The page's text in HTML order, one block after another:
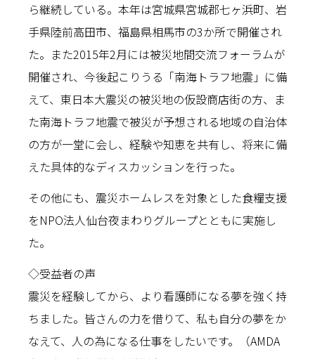
ら継続している。本年は宮城県宮城郡七ヶ浜町、岩
手県陸前高田市、福島県相馬市の3か所で開催され
た。また2015年2月には被災地間交流フォーラムが
開催され、今後起こりうる「南海トラフ地震」に備
えて、東日本大震災の被災地の仮設商店街の方、ま
た南海トラフ地震で被災が予想される地域の自治体
の方が一堂に会し、経験や知恵を共有し、将来に備
えた具体的なディスカッションを行った。
その他にも、震災ホームレスを対象とした食糧支援
をNPO法人仙台夜まわりグループとともに実施し
た。
◇受益者の声
震災を経験してから、より看護師になる夢を強く持
ちました。皆さんの力を借りて、私も自分の夢をか
なえて、人の為になる仕事をしたいです。（AMDA